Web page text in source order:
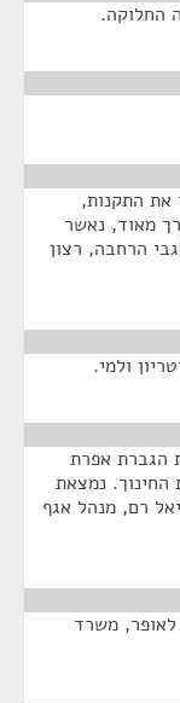
החלוקה.
את התקנות,
מאוד, נאשר
הרחבה, רצון
ולמי.
הגברת אפרת
החינוך. נמצאת
רם, מנהל אגף
משרד